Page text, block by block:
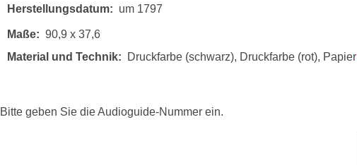
Herstellungsdatum
um 1797
Maße
90,9 x 37,6
Material und Technik
Druckfarbe (schwarz), Druckfarbe (rot), Papier
Bitte geben Sie die Audioguide-Nummer ein.